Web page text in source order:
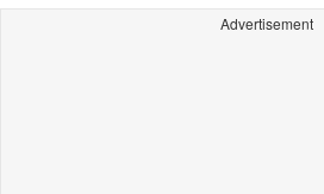
Advertisement